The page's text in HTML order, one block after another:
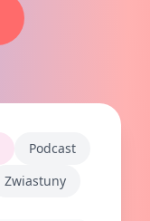
Podcast
Zwiastuny